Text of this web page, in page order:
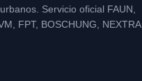
Servicio oficial FAUN,
FPT, BOSCHUNG, NEXTRA.